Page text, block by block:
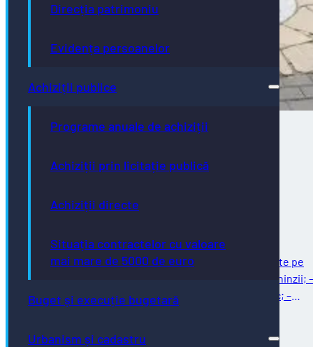
Direcția patrimoniu
Evidența persoanelor
Achiziții publice
Programe anuale de achiziții
Achiziții prin licitație publică
Achiziții directe
Situația contractelor cu valoare
mai mare de 5000 de euro
Buget și execuție bugetară
Urbanism și cadastru
Direcţia de Infrastructură și Servicii –
02.08.2026 – 07.08.2026
Întreținere străzi Reparații curente: – reparații curente pe
strada Ghinzii; – amenajare parcare la sol pe strada Ghinzii; –
îndreptat și remontat stâlpi din fontă, beton și plastic; –
reparații…